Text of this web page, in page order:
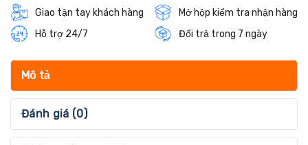
Giao tận tay khách hàng
Mở hộp kiểm tra nhận hàng
Hỗ trợ 24/7
Đổi trả trong 7 ngày
Mô tả
Đánh giá (0)